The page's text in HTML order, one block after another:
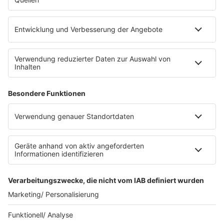
eröffnet. Direkt an der Medizinischen Klinik bietet es
E-Bikes über eine Photovoltaikanlage auf dem …
Impressum
Datenschutzerklärung
Datenschutzeinstellungen